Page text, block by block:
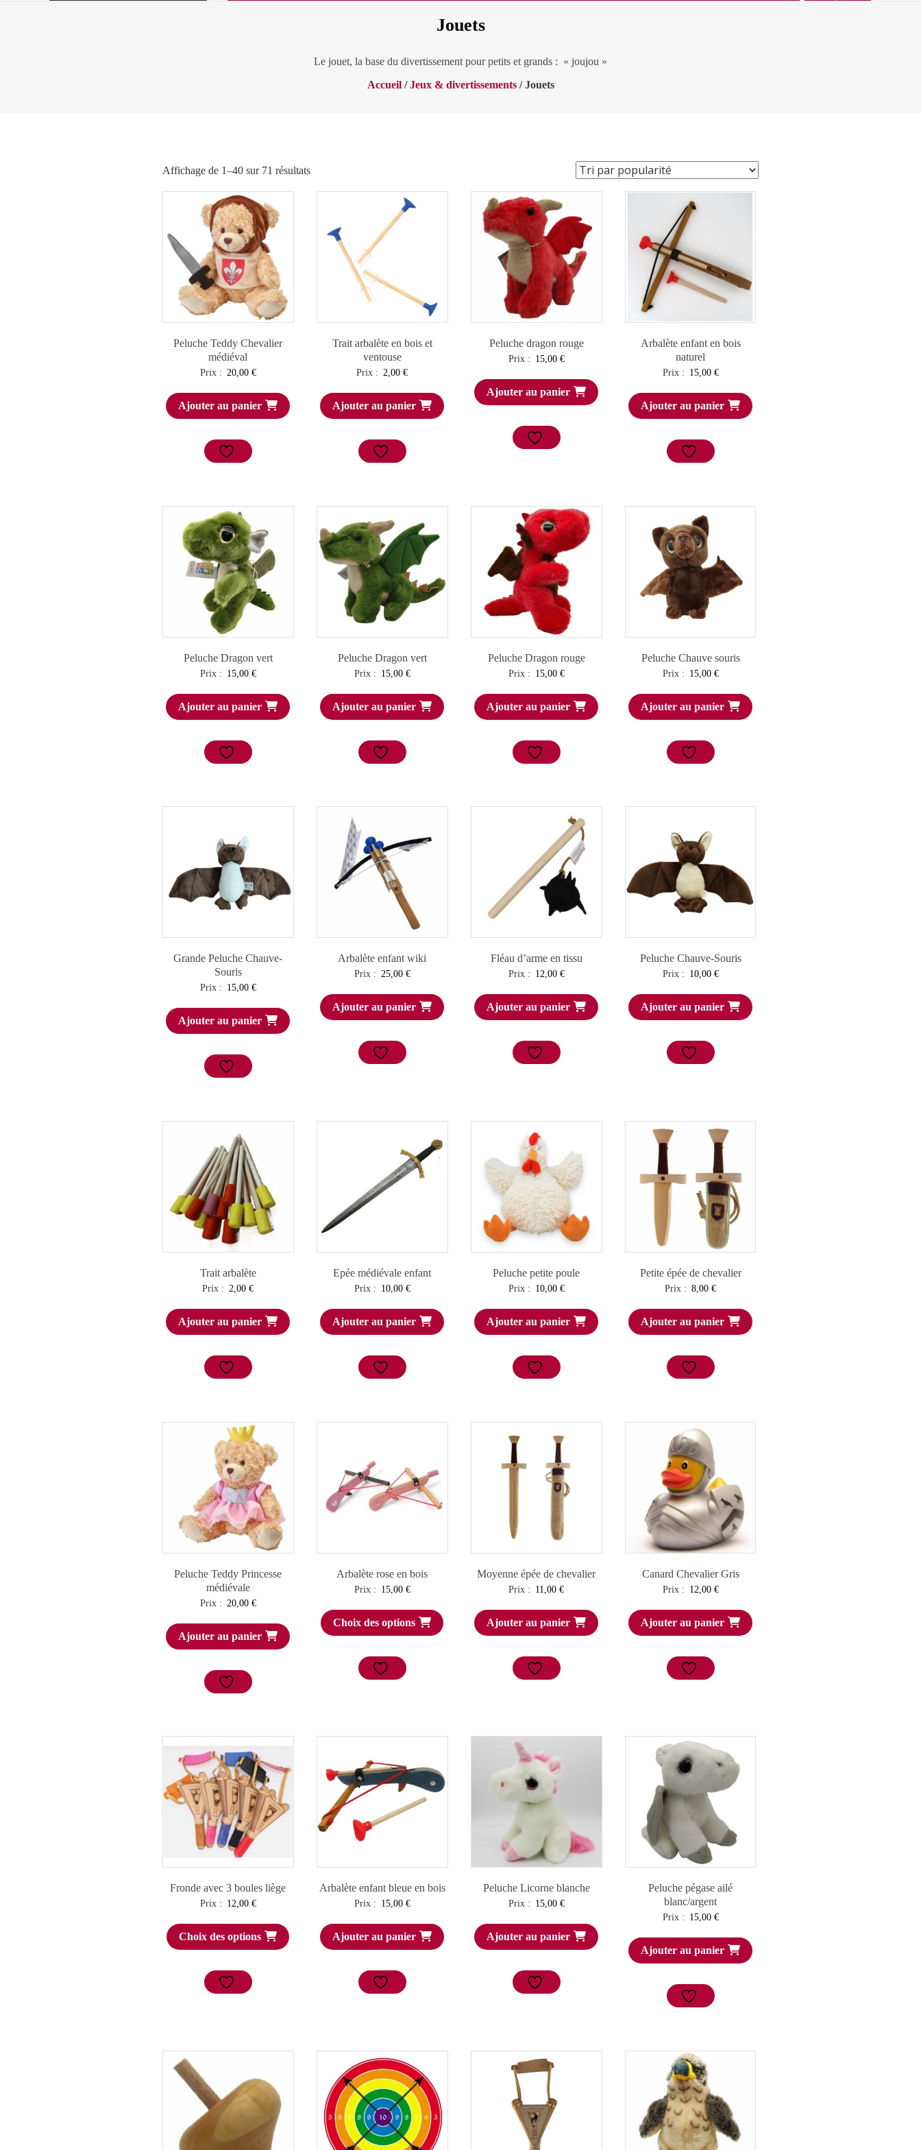
Jouets
Le jouet, la base du divertissement pour petits et grands : « joujou »
Accueil/Jeux & divertissements/ Jouets
Affichage de 1–40 sur 71 résultatsTrié
par
Peluche Teddy Chevalier
médiéval
Prix : 20,00 €
Ajouter au panier
Trait arbalète en bois et
ventouse
Prix : 2,00€
Ajouter au panier
Peluche dragon rouge
Prix : 15,00 €
Ajouter au panier
Arbalète enfant en bois
naturel
Prix : 15,00 €
Ajouter au panier
Peluche Dragon vert
Prix : 15,00 €
Ajouter au panier
Peluche Dragon vert
Prix : 15,00 €
Ajouter au panier
Peluche Dragon rouge
Prix : 15,00 €
Ajouter au panier
Peluche Chauve souris
Prix : 15,00 €
Ajouter au panier
Grande Peluche Chauve-
Souris
Prix : 15,00 €
Ajouter au panier
Arbalète enfant wiki
Prix : 25,00 €
Ajouter au panier
Fléau d’arme en tissu
Prix : 12,00 €
Ajouter au panier
Peluche Chauve-Souris
Prix : 10,00 €
Ajouter au panier
Trait arbalète
Prix : 2,00€
Ajouter au panier
Epée médiévale enfant
Prix : 10,00 €
Ajouter au panier
Peluche petite poule
Prix : 10,00 €
Ajouter au panier
Petite épée de chevalier
Prix : 8,00€
Ajouter au panier
Peluche Teddy Princesse
médiévale
Prix : 20,00 €
Ajouter au panier
Arbalète rose en bois
Prix : 15,00 €
Choix des options
Moyenne épée de chevalier
Prix : 11,00€
Ajouter au panier
Canard Chevalier Gris
Prix : 12,00 €
Ajouter au panier
Fronde avec 3 boules liège
Prix : 12,00 €
Choix des options
Arbalète enfant bleue en bois
Prix : 15,00 €
Ajouter au panier
Peluche Licorne blanche
Prix : 15,00 €
Ajouter au panier
Peluche pégase ailé
blanc/argent
Prix : 15,00 €
Ajouter au panier